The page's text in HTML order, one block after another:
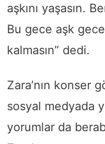
aşkını yaşasın.
Bu gece aşk
kalmasın” dedi.
Zara’nın konser
sosyal medyada
yorumlar da